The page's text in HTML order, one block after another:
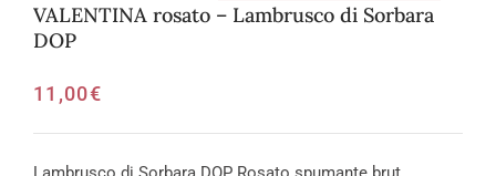
VALENTINA rosato – Lambrusco di Sorbara
DOP
11,00€